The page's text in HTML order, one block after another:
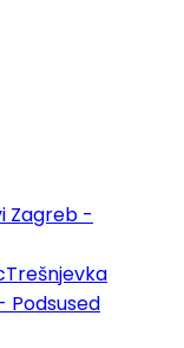
Zagreb -
Trešnjevka
Podsused